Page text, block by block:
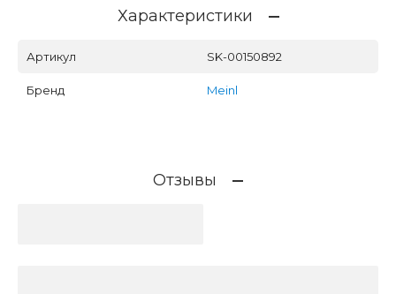
Характеристики
Артикул SK-00150892
Бренд Meinl
Отзывы